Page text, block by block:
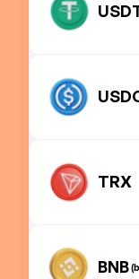
TRX
BNB